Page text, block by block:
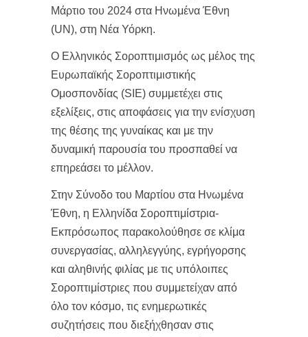
Μάρτιο του 2024 στα Ηνωμένα Έθνη
(UN), στη Νέα Υόρκη.
Ο Ελληνικός Σοροπτιμισμός ως μέλος της
Ευρωπαϊκής Σοροπτιμιστικής
Ομοσπονδίας (SIE) συμμετέχει στις
εξελίξεις, στις αποφάσεις για την ενίσχυση
της θέσης της γυναίκας και με την
δυναμική παρουσία του προσπαθεί να
επηρεάσει το μέλλον.
Στην Σύνοδο του Μαρτίου στα Ηνωμένα
Έθνη, η Ελληνίδα Σοροπτιμίστρια-
Εκπρόσωπος παρακολούθησε σε κλίμα
συνεργασίας, αλληλεγγύης, εγρήγορσης
και αληθινής φιλίας με τις υπόλοιπες
Σοροπτιμίστριες που συμμετείχαν από
όλο τον κόσμο, τις ενημερωτικές
συζητήσεις που διεξήχθησαν στις